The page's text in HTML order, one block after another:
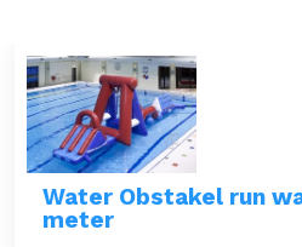
Water Obstakel run
meter